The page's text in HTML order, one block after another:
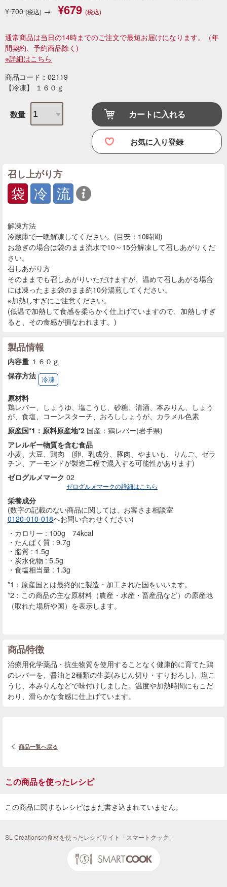
¥700(税込) → ¥679 (税込)
通常商品は当日の14時までのご注文で最短お届けになります。
（年
間契約、予約商品除く)
※詳細はこちら
商品コード：02119
【冷凍】 １６０ｇ
数量 カートに入れる
お気に入り登録
召し上がり方
袋 冷 流
解凍方法
冷蔵庫で一晩解凍してください。(目安：10時間)
お急ぎの場合は袋のまま流水で10～15分解凍して召しあがりくだ
さい。
召しあがり方
そのままでも召しあがりいただけますが、温めて召しあがる場合
には凍ったまま袋のまま約10分湯煎してください。
※加熱しすぎにご注意ください。
(低温で加熱して食感を柔らかく仕上げていますので、加熱しすぎ
ると、その食感が損なわれます。)
製品情報
内容量 １６０ｇ
保存方法 冷凍
原材料
鶏レバー、しょうゆ、塩こうじ、砂糖、清酒、本みりん、しょう
が、食塩、コーンスターチ、おろししょうが、カラメル色素
原産国*1：原料原産地*2 国産：鶏レバー(岩手県)
アレルギー物質を含む食品
小麦、大豆、鶏肉 (卵、乳成分、豚肉、やまいも、りんご、ゼラ
チン、アーモンドが製造工程で混入する可能性があります)
ゼログルメマーク 02
ゼログルメマークの詳細はこちら
栄養成分
(数字の記載のない商品に関しては、お客さま相談室
0120-010-018へお問い合わせください)
カロリー : 100g 74kcal
たんぱく質 : 9.7g
脂質 : 1.5g
炭水化物 : 5.5g
食塩相当量 : 1.3g
*1：原産国とは最終的に製造・加工された国をいいます。
*2：この商品の主な原材料（農産・水産・畜産品など）の原産地
（取れた場所や国）を表示します。
商品特徴
治療用化学薬品・抗生物質を使用することなく健康的に育てた鶏
のレバーを、醤油と2種類の生姜(みじん切り・すりおろし)、塩こ
うじ、本みりんなどで味付けしました。温度や加熱時間にもこだ
わり、滑らかな食感に仕上げています。
商品一覧へ戻る
この商品を使ったレシピ
この商品に関するレシピはまだ書き込まれていません。
SL Creationsの食材を使ったレシピサイト「スマートクック」